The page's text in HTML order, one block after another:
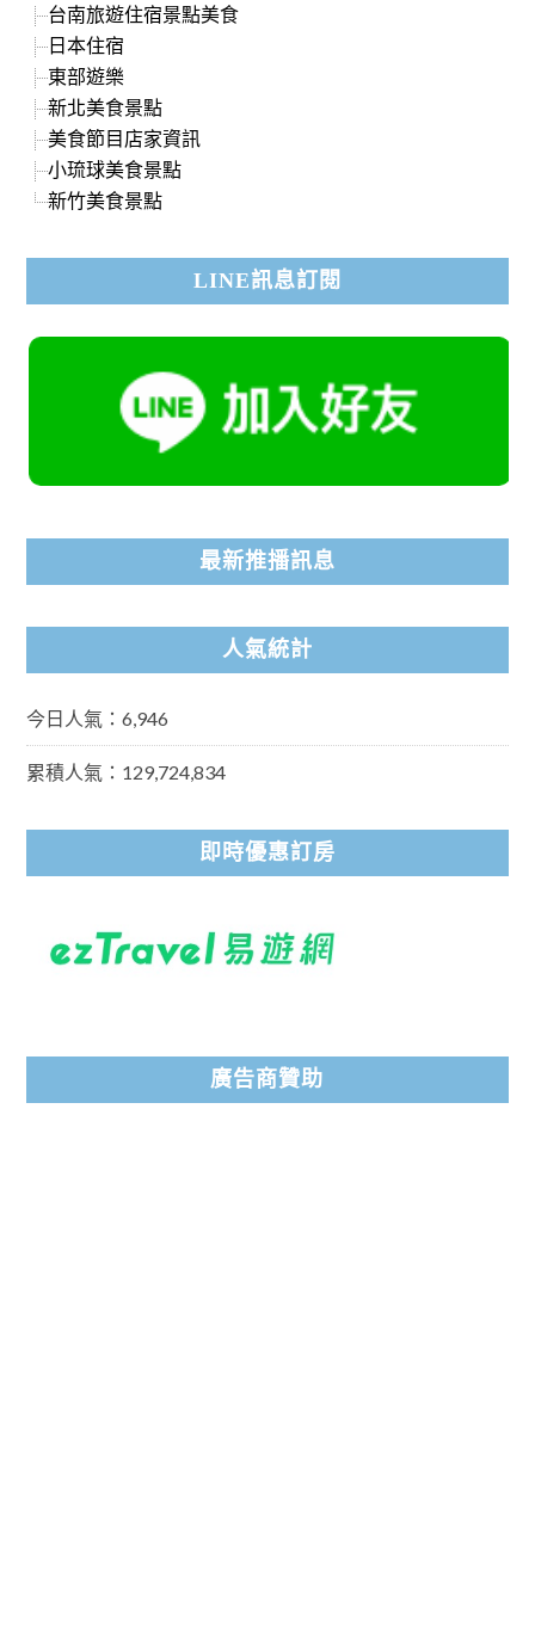
台南旅遊住宿景點美食
日本住宿
東部遊樂
新北美食景點
美食節目店家資訊
小琉球美食景點
新竹美食景點
LINE訊息訂閱
最新推播訊息
人氣統計
今日人氣：6,946
累積人氣：129,724,834
即時優惠訂房
廣告商贊助